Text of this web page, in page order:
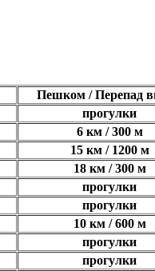
Пешком / Перепад
прогулки
6 км / 300 м
15 км / 1200 м
18 км / 300 м
прогулки
прогулки
10 км / 600 м
прогулки
прогулки